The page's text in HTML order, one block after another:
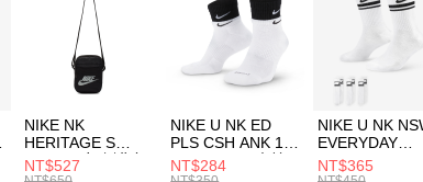
【「AFTEE先享後付」結帳流程】
１．於結帳方式選擇「AFTEE先享後付」
付」結帳頁面，進行簡訊認證並確認金額
２．訂單成立數日內，您將收到繳費通知
３．收到繳費通知簡訊後14天內，點擊此
／ATM／網路銀行／等多元方式進行付款
※ 請注意：結帳手續完成當下不需立刻繳
絡購買商品的店家。未經商家同意取消之
每筆NT$100，滿NT$1,500(含以上)免
每筆NT$100，滿NT$1,500(含以上)免
付款後門市自取
每筆NT$100，滿NT$1,500(含以上)免
NIKE NK
HERITAGE S
SMIT 男女 側背包
BA5871010
NT$527
NIKE U NK ED
PLS CSH ANK 1P
144 DBL 男 中統
襪 DH4058104
NT$284
NIKE U NK
EVERYDAY
ESSENTIAL CR
男女 短統襪
NT$365